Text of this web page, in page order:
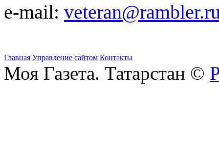
e-mail:
Главная Управление сайтом Контакты
Моя Газета. Татарстан ©